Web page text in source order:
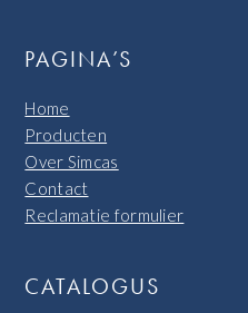
PAGINA’S
Home
Producten
Over Simcas
Contact
Reclamatie formulier
CATALOGUS